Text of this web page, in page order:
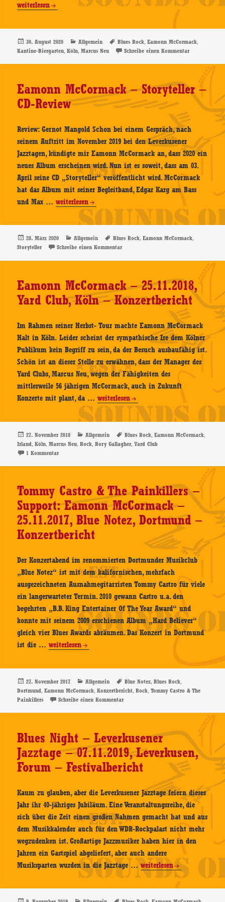
Kantine-
Köln
weiterlesen
Veröffentlicht
am
30. August 2020 Kategorien
Allgemein Schlagwörter
Blues Rock,Eamonn McCormack,
Kantine-Biergarten,Köln,Marcus Neu Schreibe einen Kommentarzu Eamonn
Eamonn McCormack – Storyteller –
CD-Review
Review: Gernot Mangold Schon bei einem Gespräch, nach
seinem Auftritt im November 2019 bei den Leverkusener
Jazztagen, kündigte mir Eamonn McCormack an, dass 2020 ein
neues Album erscheinen wird. Nun ist es soweit, dass am 03.
April seine CD „Storyteller“ veröffentlicht wird. McCormack
hat das Album mit seiner Begleitband, Edgar Karg am Bass
und Max …Eamonn
McCormack
–
Storyteller
–
CD-
weiterlesen
Veröffentlicht
am
28. März 2020 Kategorien
Allgemein Schlagwörter
Blues Rock,Eamonn McCormack,
Storyteller Schreibe einen Kommentarzu Eamonn McCormack – Storyteller –
Eamonn McCormack – 25.11.2018,
Yard Club, Köln – Konzertbericht
Im Rahmen seiner Herbst- Tour machte Eamonn McCormack
Halt in Köln. Leider scheint der sympathische Ire dem Kölner
Publikum kein Begriff zu sein, da der Besuch ausbaufähig ist.
Schön ist an dieser Stelle zu erwähnen, dass der Manager des
Yard Clubs, Marcus Neu, wegen der Fähigkeiten des
mittlerweile 56 jährigen McCormack, auch in Zukunft
Konzerte mit plant, da …Eamonn
McCormack
–
25.11.2018,
Yard
Konzertbericht
weiterlesen
Veröffentlicht
am
27. November 2018 Kategorien
Allgemein Schlagwörter
Blues Rock,Eamonn McCormack,
Irland,Köln,Marcus Neu,Rock,Rory Gallagher,Yard Club
1 Kommentarzu Eamonn McCormack – 25.11.2018, Yard Club, Köln –
Tommy Castro & The Painkillers –
Support: Eamonn McCormack –
25.11.2017, Blue Notez, Dortmund –
Konzertbericht
Der Konzertabend im renommierten Dortmunder Musikclub
„Blue Notez“ ist mit dem kalifornischen, mehrfach
ausgezeichneten Ausnahmegitarristen Tommy Castro für viele
ein langerwarteter Termin. 2010 gewann Castro u.a. den
begehrten „B.B. King Entertainer Of The Year Award“ und
konnte mit seinem 2009 erschienen Album „Hard Believer“
gleich vier Blues Awards abräumen. Das Konzert in Dortmund
ist die …Tommy
&
The
Painkillers
–
McCormack
–
25.11.2017,
Notez,
Dortmund
–
Konzertbericht
weiterlesen
Veröffentlicht
am
27. November 2017 Kategorien
Allgemein Schlagwörter
Blue Notez,Blues Rock,
Dortmund,Eamonn McCormack,Konzertbericht,Rock,Tommy Castro & The
Painkillers
Schreibe einen Kommentarzu Tommy Castro & The Painkillers –
Blues Night – Leverkusener
Jazztage – 07.11.2019, Leverkusen,
Forum – Festivalbericht
Kaum zu glauben, aber die Leverkusener Jazztage feiern dieses
Jahr ihr 40-jähriges Jubiläum. Eine Veranstaltungsreihe, die
sich über die Zeit einen großen Nahmen gemacht hat und aus
dem Musikkalender auch für den WDR-Rockpalast nicht mehr
wegzudenken ist. Großartige Jazzmusiker haben hier in den
Jahren ein Gastspiel abgeliefert, aber auch andere
Musiksparten wurden in die Jazztage …Blues
Night
–
weiterlesen